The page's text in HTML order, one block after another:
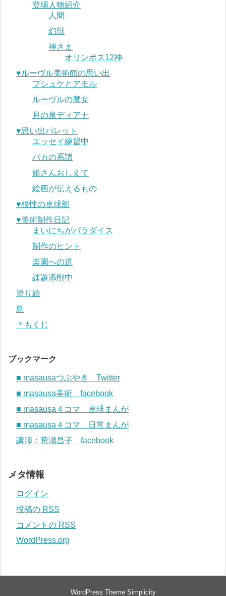
登場人物紹介
人間
幻獣
神さま
オリンポス12神
♥︎ルーヴル美術館の思い出
プシュケとアモル
ルーヴルの魔女
月の泉ディアナ
♥︎思い出パレット
エッセイ練習中
バカの系譜
姐さんおしえて
絵画が伝えるもの
♥︎根性の卓球部
♥︎美術制作日記
まいにちがパラダイス
制作のヒント
楽園への道
課題添削中
塗り絵
鳥
＊もくじ
ブックマーク
■ masausaつぶやき Twitter
■ masausa美術 facebook
■ masausa４コマ 卓球まんが
■ masausa４コマ 日常まんが
講師：荒瀬昌子 facebook
メタ情報
ログイン
投稿の RSS
コメントの RSS
WordPress.org
WordPress Theme Simplicity